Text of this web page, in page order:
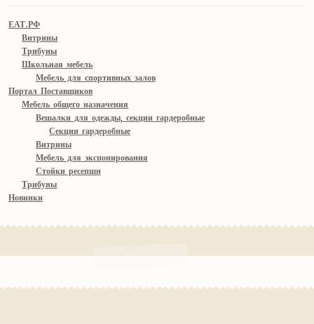
ЕАТ.РФ
Витрины
Трибуны
Школьная мебель
Мебель для спортивных залов
Портал Поставщиков
Мебель общего назначения
Вешалки для одежды, секции гардеробные
Секции гардеробные
Витрины
Мебель для экспонирования
Стойки ресепшн
Трибуны
Новинки